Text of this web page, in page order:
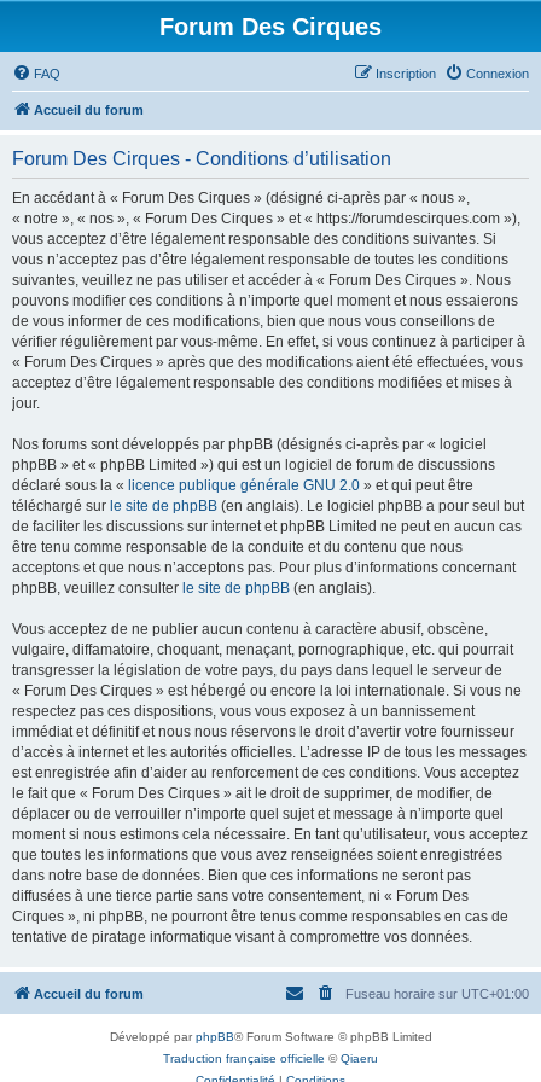
Forum Des Cirques
FAQ Connexion
Inscription
Accueil du forum
Forum Des Cirques - Conditions d’utilisation
En accédant à « Forum Des Cirques » (désigné ci-après par « nous »,
« notre », « nos », « Forum Des Cirques » et « https://forumdescirques.com »),
vous acceptez d’être légalement responsable des conditions suivantes. Si
vous n’acceptez pas d’être légalement responsable de toutes les conditions
suivantes, veuillez ne pas utiliser et accéder à « Forum Des Cirques ». Nous
pouvons modifier ces conditions à n’importe quel moment et nous essaierons
de vous informer de ces modifications, bien que nous vous conseillons de
vérifier régulièrement par vous-même. En effet, si vous continuez à participer à
« Forum Des Cirques » après que des modifications aient été effectuées, vous
acceptez d’être légalement responsable des conditions modifiées et mises à
jour.
Nos forums sont développés par phpBB (désignés ci-après par « logiciel
phpBB » et « phpBB Limited ») qui est un logiciel de forum de discussions
déclaré sous la « licence publique générale GNU 2.0 » et qui peut être
téléchargé sur le site de phpBB (en anglais). Le logiciel phpBB a pour seul but
de faciliter les discussions sur internet et phpBB Limited ne peut en aucun cas
être tenu comme responsable de la conduite et du contenu que nous
acceptons et que nous n’acceptons pas. Pour plus d’informations concernant
phpBB, veuillez consulter le site de phpBB (en anglais).
Vous acceptez de ne publier aucun contenu à caractère abusif, obscène,
vulgaire, diffamatoire, choquant, menaçant, pornographique, etc. qui pourrait
transgresser la législation de votre pays, du pays dans lequel le serveur de
« Forum Des Cirques » est hébergé ou encore la loi internationale. Si vous ne
respectez pas ces dispositions, vous vous exposez à un bannissement
immédiat et définitif et nous nous réservons le droit d’avertir votre fournisseur
d’accès à internet et les autorités officielles. L’adresse IP de tous les messages
est enregistrée afin d’aider au renforcement de ces conditions. Vous acceptez
le fait que « Forum Des Cirques » ait le droit de supprimer, de modifier, de
déplacer ou de verrouiller n’importe quel sujet et message à n’importe quel
moment si nous estimons cela nécessaire. En tant qu’utilisateur, vous acceptez
que toutes les informations que vous avez renseignées soient enregistrées
dans notre base de données. Bien que ces informations ne seront pas
diffusées à une tierce partie sans votre consentement, ni « Forum Des
Cirques », ni phpBB, ne pourront être tenus comme responsables en cas de
tentative de piratage informatique visant à compromettre vos données.
Accueil du forum Fuseau horaire sur UTC+01:00
Développé parphpBB® Forum Software © phpBB Limited
Traduction française officielle ©Qiaeru